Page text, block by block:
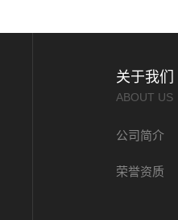
关于我们
ABOUT US
公司简介
荣誉资质